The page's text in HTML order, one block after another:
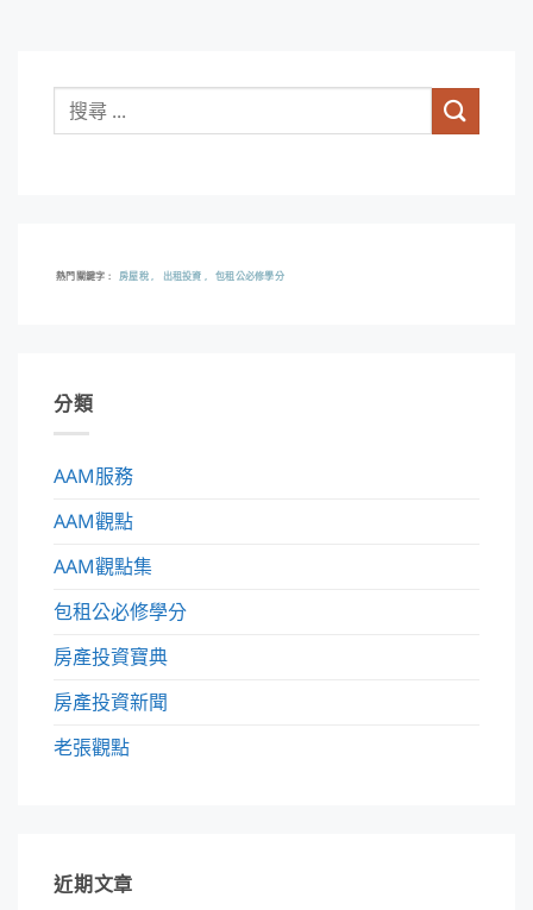
熱門關鍵字 房屋稅 出租投資 包租公必修學分
分類
AAM服務
AAM觀點
AAM觀點集
包租公必修學分
房產投資寶典
房產投資新聞
老張觀點
近期文章